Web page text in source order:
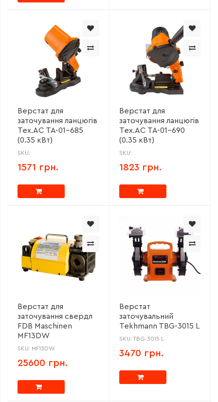
Верстат для
заточування ланцюгів
Tex.AC ТА-01-685
(0.35 кВт)
SKU:
1571 грн.
Верстат для
заточування ланцюгів
Tex.AC ТА-01-690
(0.35 кВт)
SKU:
1823 грн.
Верстат для
заточування свердл
FDB Maschinen
MF13DW
SKU: MF13DW
25600 грн.
Верстат
заточувальний
Tekhmann TBG-3015 L
SKU: TBG-3015 L
3470 грн.